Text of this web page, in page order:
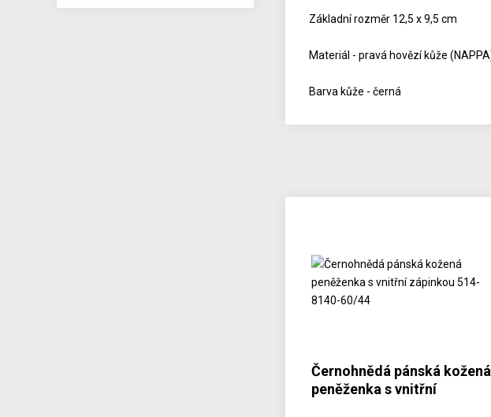
Základní rozměr 12,5 x 9,5 cm
Materiál - pravá hovězí kůže
Barva kůže - černá
Černohnědá pánská kožená
peněženka s vnitřní